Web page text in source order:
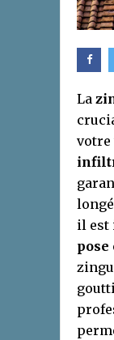
La
votre
il est
pose